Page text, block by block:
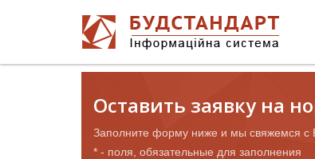
Оставить заявку на
Заполните форму ниже и мы свяжемся с
* - поля, обязательные для заполнения